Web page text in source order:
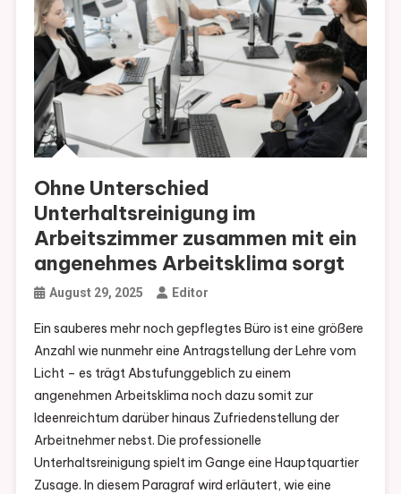
Ohne Unterschied
Unterhaltsreinigung im
Arbeitszimmer zusammen mit ein
angenehmes Arbeitsklima sorgt
August 29, 2025 Editor
Ein sauberes mehr noch gepflegtes Büro ist eine größere
Anzahl wie nunmehr eine Antragstellung der Lehre vom
Licht – es trägt Abstufunggeblich zu einem
angenehmen Arbeitsklima noch dazu somit zur
Ideenreichtum darüber hinaus Zufriedenstellung der
Arbeitnehmer nebst. Die professionelle
Unterhaltsreinigung spielt im Gange eine Hauptquartier
Zusage. In diesem Paragraf wird erläutert, wie eine